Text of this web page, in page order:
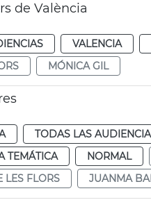
de València
VALENCIA
MÓNICA GIL
TODAS LAS
TEMÁTICA NORMAL
LES FLORS JUANMA